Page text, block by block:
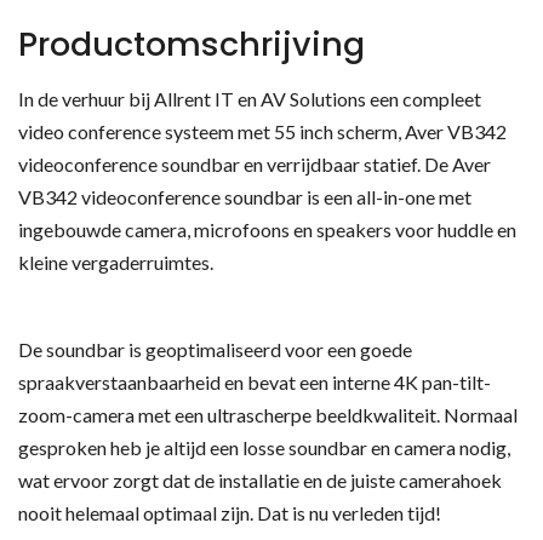
Productomschrijving
In de verhuur bij Allrent IT en AV Solutions een compleet
video conference systeem met 55 inch scherm, Aver VB342
videoconference soundbar en verrijdbaar statief. De Aver
VB342 videoconference soundbar is een all-in-one met
ingebouwde camera, microfoons en speakers voor huddle en
kleine vergaderruimtes.
De soundbar is geoptimaliseerd voor een goede
spraakverstaanbaarheid en bevat een interne 4K pan-tilt-
zoom-camera met een ultrascherpe beeldkwaliteit. Normaal
gesproken heb je altijd een losse soundbar en camera nodig,
wat ervoor zorgt dat de installatie en de juiste camerahoek
nooit helemaal optimaal zijn. Dat is nu verleden tijd!